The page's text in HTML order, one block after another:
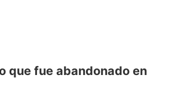
que fue abandonado en